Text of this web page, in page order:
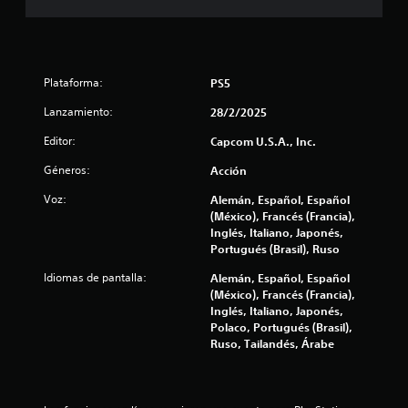
i
s
t
r
e
l
Plataforma: PS5
Lanzamiento: 28/2/2025
Editor: Capcom U.S.A., Inc.
Géneros: Acción
Voz:
Alemán, Español, Español
(México), Francés (Francia),
Inglés, Italiano, Japonés,
Portugués (Brasil), Ruso
Idiomas de pantalla:
Alemán, Español, Español
(México), Francés (Francia),
Inglés, Italiano, Japonés,
Polaco, Portugués (Brasil),
Ruso, Tailandés, Árabe